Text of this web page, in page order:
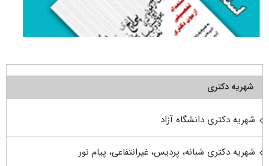
شهریه دکتری
شهریه دکتری دانشگاه آزاد
شهریه دکتری شبانه، پردیس، غیرانتفاعی، پیام نور